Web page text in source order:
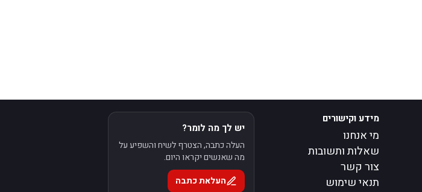
מידע וקישורים
מי אנחנו
שאלות ותשובות
צור קשר
תנאי שימוש
יש לך מה לומר?
העלה כתבה, הצטרף לשיח והשפיע על
מה שאנשים יקראו היום.
העלאת כתבה